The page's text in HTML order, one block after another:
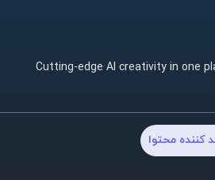
Cutting-edge AI creativity in one
کننده محتوا